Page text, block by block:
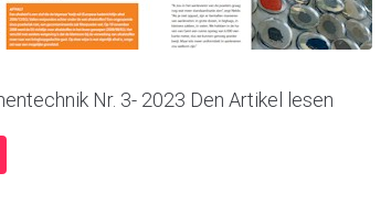
Nr. 3- 2023 Den Artikel lesen